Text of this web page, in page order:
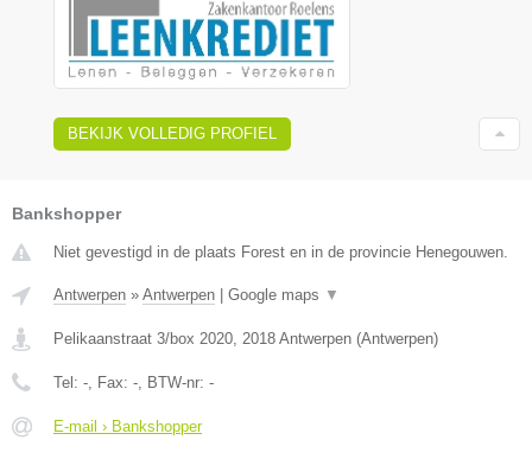
BEKIJK VOLLEDIG PROFIEL
Bankshopper
Niet gevestigd in de plaats Forest en in de provincie Henegouwen.
Antwerpen » Antwerpen Google maps ▼
Pelikaanstraat 3/box 2020 2018 Antwerpen (Antwerpen)
Tel: - , Fax: - , BTW-nr: -
E-mail › Bankshopper